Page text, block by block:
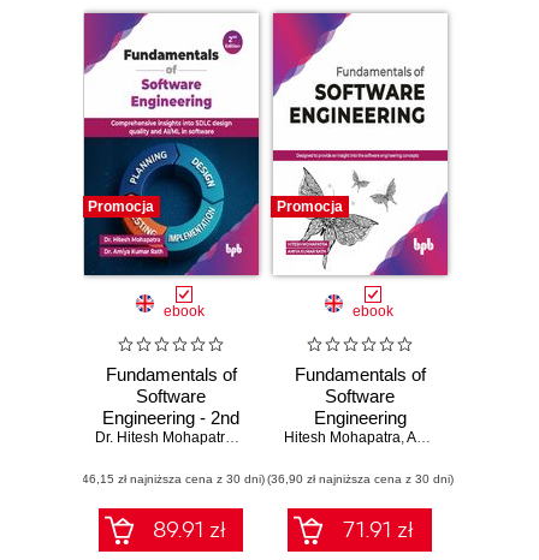
Promocja
ebook
Fundamentals of
Software
Engineering - 2nd
Edition
Dr. Hitesh Mohapatra, Dr. Amiya Kumar Rath
(46,15 zł najniższa cena z 30 dni)
89.91 zł
Promocja
ebook
Fundamentals of
Software
Engineering
Hitesh Mohapatra,Amiya Kumar Rath
(36,90 zł najniższa cena z 30 dni)
71.91 zł